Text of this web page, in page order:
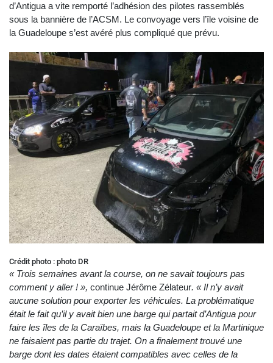
d’Antigua a vite remporté l’adhésion des pilotes rassemblés
sous la bannière de l’ACSM. Le convoyage vers l’île voisine de
la Guadeloupe s’est avéré plus compliqué que prévu.
Crédit photo : photo DR
« Trois semaines avant la course, on ne savait toujours pas
comment y aller ! », continue Jérôme Zélateur. « Il n’y avait
aucune solution pour exporter les véhicules. La problématique
était le fait qu’il y avait bien une barge qui partait d’Antigua pour
faire les îles de la Caraïbes, mais la Guadeloupe et la Martinique
ne faisaient pas partie du trajet. On a finalement trouvé une
barge dont les dates étaient compatibles avec celles de la